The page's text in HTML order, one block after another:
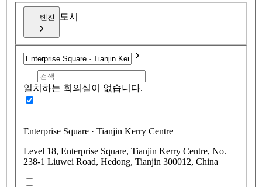
톈진 도시
일치하는 회의실이 없습니다.
Enterprise Square · Tianjin Kerry Centre
Level 18, Enterprise Square, Tianjin Kerry Centre, No.
238-1 Liuwei Road, Hedong, Tianjin 300012, China